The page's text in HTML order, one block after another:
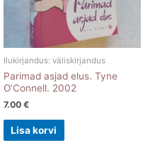
Ilukirjandus: väliskirjandus
Parimad asjad elus. Tyne
O’Connell. 2002
7.00 €
Lisa korvi